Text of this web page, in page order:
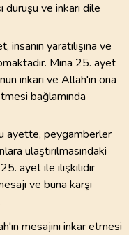
ve inkarı dile
insanın yaratılışına ve
Mina 25. ayet
inkarı ve Allah'ın ona
bağlamında
ayette, peygamberler
ulaştırılmasındaki
ayet ile ilişkilidir
ve buna karşı
mesajını inkar etmesi